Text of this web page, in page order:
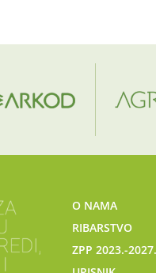
O NAMA
RIBARSTVO
ZPP 2023.-2027.